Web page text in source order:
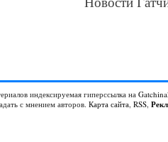
индексируемая гиперссылка на
с мнением авторов. Карта сайта, RSS,